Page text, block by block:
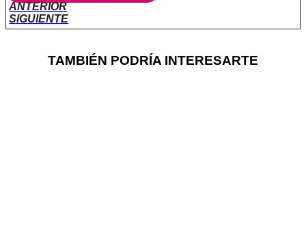
ANTERIOR
SIGUIENTE
TAMBIÉN PODRÍA INTERESARTE